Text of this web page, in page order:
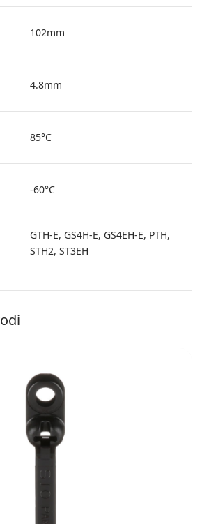
102mm
4.8mm
85°C
-60°C
GTH-E, GS4H-E, GS4EH-E, PTH,
STH2, ST3EH